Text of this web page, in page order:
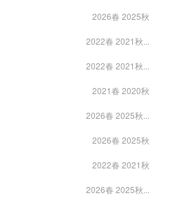
2026春 2025秋
2022春 2021秋...
2022春 2021秋...
2021春 2020秋
2026春 2025秋...
2026春 2025秋
2022春 2021秋
2026春 2025秋...